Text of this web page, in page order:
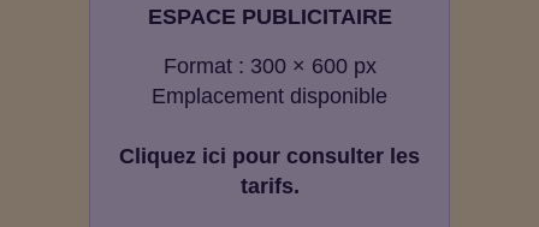
ESPACE PUBLICITAIRE
Format : 300 × 600 px
Emplacement disponible
Cliquez ici pour consulter les
tarifs.